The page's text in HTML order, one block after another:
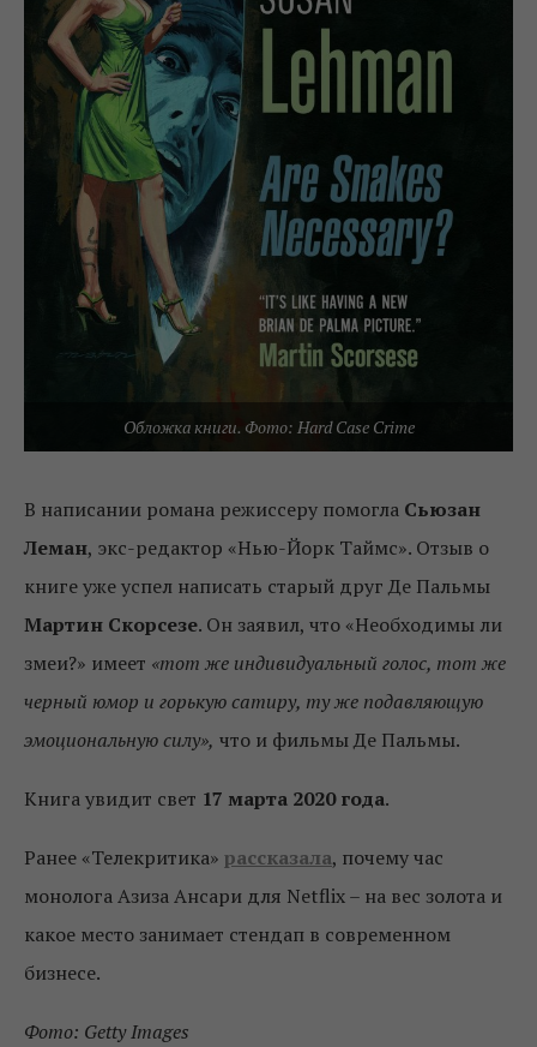
Обложка книги. Фото: Hard Case Crime
В написании романа режиссеру помогла Сьюзан
Леман, экс-редактор «Нью-Йорк Таймс». Отзыв о
книге уже успел написать старый друг Де Пальмы
Мартин Скорсезе. Он заявил, что «Необходимы ли
змеи?» имеет «тот же индивидуальный голос, тот же
черный юмор и горькую сатиру, ту же подавляющую
эмоциональную силу», что и фильмы Де Пальмы.
Книга увидит свет 17 марта 2020 года.
Ранее «Телекритика» рассказала, почему час
монолога Азиза Ансари для Netflix – на вес золота и
какое место занимает стендап в современном
бизнесе.
Фото: Getty Images